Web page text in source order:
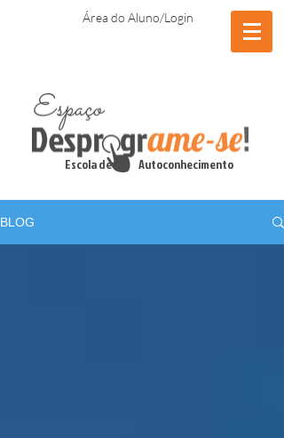
Área do Aluno/Login
Escola de Autoconhecimento
BLOG